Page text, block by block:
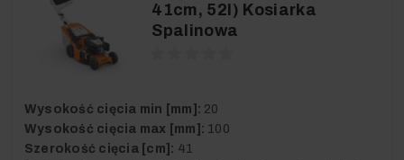
41cm, 52l) Kosiarka
Spalinowa
Wysokość cięcia min [mm]: 20
Wysokość cięcia max [mm]: 100
Szerokość cięcia [cm]: 41